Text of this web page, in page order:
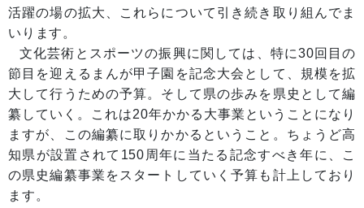
活躍の場の拡大、これらについて引き続き取り組んでま
いります。
文化芸術とスポーツの振興に関しては、特に30回目の
節目を迎えるまんが甲子園を記念大会として、規模を拡
大して行うための予算。そして県の歩みを県史として編
纂していく。これは20年かかる大事業ということになり
ますが、この編纂に取りかかるということ。ちょうど高
知県が設置されて150周年に当たる記念すべき年に、こ
の県史編纂事業をスタートしていく予算も計上しており
ます。